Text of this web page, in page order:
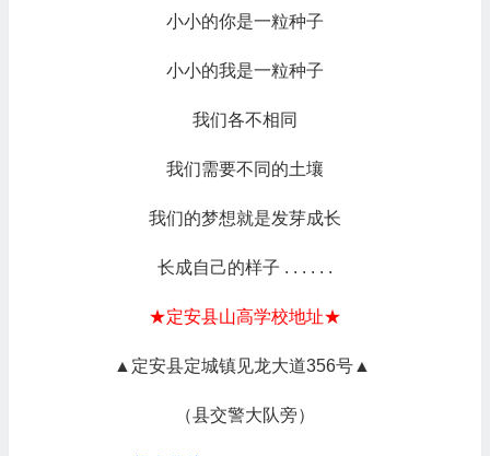
小小的你是一粒种子
小小的我是一粒种子
我们各不相同
我们需要不同的土壤
我们的梦想就是发芽成长
长成自己的样子 . . . . . .
★定安县山高学校地址★
▲定安县定城镇见龙大道356号▲
（县交警大队旁）